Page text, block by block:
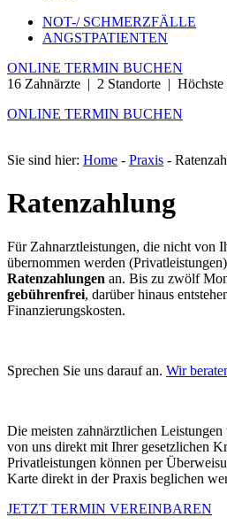
NOT-/ SCHMERZFÄLLE
ANGSTPATIENTEN
ONLINE TERMIN BUCHEN
16 Zahnärzte | 2 Standorte | Höchste
ONLINE TERMIN BUCHEN
Sie sind hier: Home - Praxis -
Ratenzahlung
Für Zahnarztleistungen, die nicht von
übernommen werden
Ratenzahlungen an. Bis zu zwölf
gebührenfrei, darüber hinaus
Finanzierungskosten.
Sprechen Sie uns darauf an. Wir
Die meisten zahnärztlichen
von uns direkt mit Ihrer gesetzlichen
Privatleistungen können per
Karte direkt in der Praxis beglichen
JETZT TERMIN VEREINBAREN